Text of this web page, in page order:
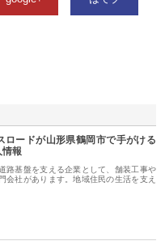
ロードが山形県鶴岡市で手がける
報
路基盤を支える企業として、舗装工事や
会社があります。地域住民の生活を支え